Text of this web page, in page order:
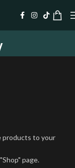
products to your
page.